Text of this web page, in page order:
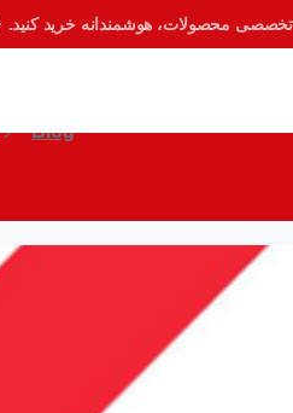
محصولات، هوشمندانه خرید کنید.
Blog